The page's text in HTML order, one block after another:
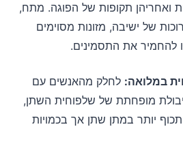
ואחריהן תקופות של הפוגה. מתח,
של ישיבה, מזונות מסוימים
להחמיר את התסמינים.
במלואה: לחלק מהאנשים עם
מופחתת של שלפוחית השתן,
יותר במתן שתן אך בכמויות